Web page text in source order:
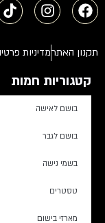
תקנון האתרמדיניות פרטיות
קטגוריות חמות
בושם לאישה
בושם לגבר
בשמי נישה
טסטרים
מארזי בישום